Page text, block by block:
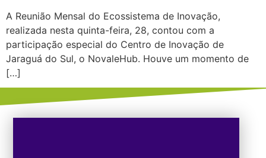
A Reunião Mensal do Ecossistema de Inovação,
realizada nesta quinta-feira, 28, contou com a
participação especial do Centro de Inovação de
Jaraguá do Sul, o NovaleHub. Houve um momento de
[…]